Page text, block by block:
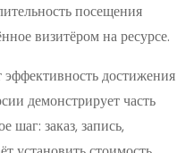
посещения
визитёром на ресурсе.
достижения
демонстрирует часть
шаг: заказ, запись,